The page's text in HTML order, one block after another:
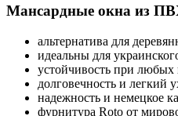
Мансардные окна из
альтернатива для
идеальны для
устойчивость при любых
долговечность и легкий
надежность и немецкое
фурнитура Roto от